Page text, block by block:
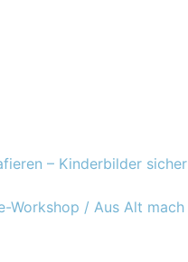
– Kinderbilder sicher
Workshop / Aus Alt mach